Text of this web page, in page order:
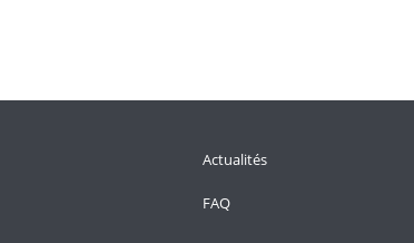
Actualités
FAQ